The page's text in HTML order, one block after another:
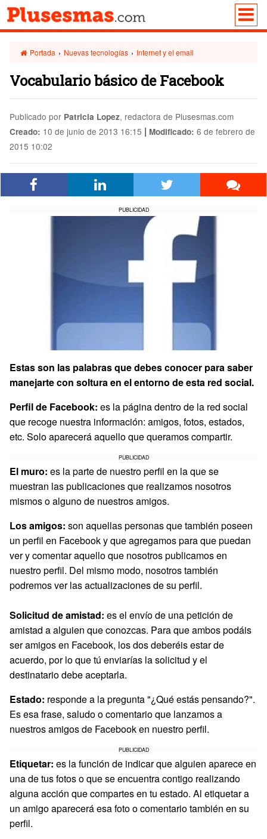
Portada › Nuevas tecnologías › Internet y el email
Vocabulario básico de Facebook
Publicado por Patricia Lopez, redactora de Plusesmas.com
Creado: 10 de junio de 2013 16:15 | Modificado: 6 de febrero de
2015 10:02
PUBLICIDAD
Estas son las palabras que debes conocer para saber
manejarte con soltura en el entorno de esta red social.
Perfil de Facebook: es la página dentro de la red social
que recoge nuestra información: amigos, fotos, estados,
etc. Solo aparecerá aquello que queramos compartir.
PUBLICIDAD
El muro: es la parte de nuestro perfil en la que se
muestran las publicaciones que realizamos nosotros
mismos o alguno de nuestros amigos.
Los amigos: son aquellas personas que también poseen
un perfil en Facebook y que agregamos para que puedan
ver y comentar aquello que nosotros publicamos en
nuestro perfil. Del mismo modo, nosotros también
podremos ver las actualizaciones de su perfil.
Solicitud de amistad: es el envío de una petición de
amistad a alguien que conozcas. Para que ambos podáis
ser amigos en Facebook, los dos deberéis estar de
acuerdo, por lo que tú enviarías la solicitud y el
destinatario debe aceptarla.
Estado: responde a la pregunta "¿Qué estás pensando?".
Es esa frase, saludo o comentario que lanzamos a
nuestros amigos de Facebook en nuestro perfil.
PUBLICIDAD
Etiquetar: es la función de indicar que alguien aparece en
una de tus fotos o que se encuentra contigo realizando
alguna acción que compartes en tu estado. Al etiquetar a
un amigo aparecerá esa foto o comentario también en su
perfil.